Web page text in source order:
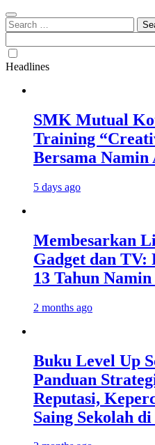
Search
for:
Headlines
SMK Mutual
Training
Bersama
5 days ago
Membesarkan
Gadget dan TV:
13 Tahun
2 months ago
Buku Level Up
Panduan
Reputasi,
Saing Sekolah